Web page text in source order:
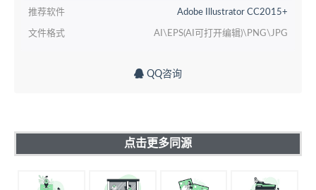
推荐软件 Adobe Illustrator CC2015+
文件格式 AI\EPS(AI可打开编辑)\PNG\JPG
QQ咨询
点击更多同源